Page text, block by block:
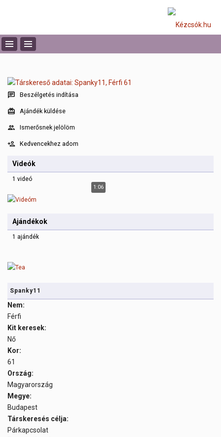
Beszélgetés indítása
Ajándék küldése
Ismerősnek jelölöm
Kedvencekhez adom
Videók
1 videó
1:06
Videóm
Ajándékok
1 ajándék
Spanky11
Nem:
Férfi
Kit keresek:
Nő
Kor:
61
Ország:
Magyarország
Megye:
Budapest
Társkeresés célja:
Párkapcsolat